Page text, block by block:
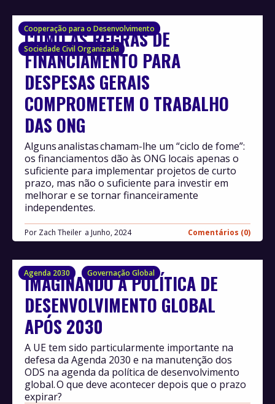
Cooperação para o Desenvolvimento
Sociedade Civil Organizada
COMO AS REGRAS DE
FINANCIAMENTO PARA
DESPESAS GERAIS
COMPROMETEM O TRABALHO
DAS ONG
Por Zach Theiler Junho, 2024 Comentários (0)
Alguns analistas chamam-lhe um “ciclo de fome”:
os financiamentos dão às ONG locais apenas o
suficiente para implementar projetos de curto
prazo, mas não o suficiente para investir em
melhorar e se tornar financeiramente
independentes.
Agenda 2030 Governação Global
IMAGINANDO A POLÍTICA DE
DESENVOLVIMENTO GLOBAL
APÓS 2030
A UE tem sido particularmente importante na
defesa da Agenda 2030 e na manutenção dos
ODS na agenda da política de desenvolvimento
global. O que deve acontecer depois que o prazo
expirar?